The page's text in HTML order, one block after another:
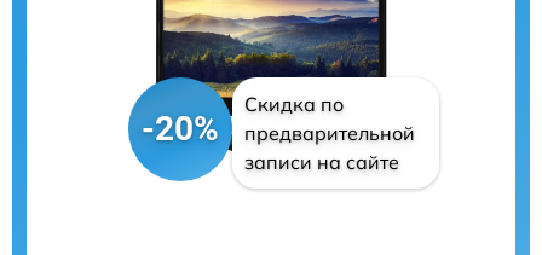
-20%
Скидка по
предварительной
записи на сайте